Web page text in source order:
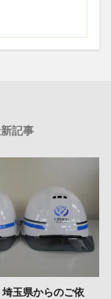
記事
埼玉県からのご依